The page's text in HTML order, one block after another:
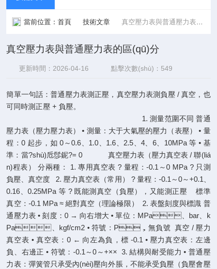
當前位置：首頁 技術文章 真空壓力表與普通壓力表的區(qū)分
真空壓力表與普通壓力表的區(qū)分
更新時間：2026-04-16 點擊次數(shù)：549
簡單一句話：普通壓力表測正壓，真空壓力表測負壓 / 真空，也
可同時測正壓 + 負壓。
1. 測量范圍不同 普通
壓力表（壓力壓力表） • 測量：大于大氣壓的壓力（表壓） • 量
程：0 起步，如 0～0.6、1.0、1.6、2.5、4、6、10MPa 等 • 基
準：當?shù)卮髿鈮?= 0 真空壓力表（壓力真空表 / 聯(liá
n)程表） 分兩種： 1. 專用真空表 ? 量程：-0.1～0 MPa ? 只測
負壓、真空度 2. 壓力真空表（常用） ? 量程：-0.1～0～+0.1、
0.16、0.25MPa 等 ? 既能測真空（負壓），又能測正壓 標準
真空：-0.1 MPa ≈ 絕對真空（理論極限） 2. 表盤刻度與標識 普
通壓力表 • 刻度：0 → 向右增大 • 單位：MPa、bar、k
Pa、kgf/cm2 • 符號：P，無負號 真空 / 壓力
真空表 • 真空表：0 ← 向左為負，標 -0.1 • 壓力真空表：左邊
負、右邊正 • 符號：-0.1～0～+×× 3. 結構與耐受能力 • 普通壓
力表：彈簧管只承受內(nèi)壓向外脹，不能承受負壓（負壓會壓